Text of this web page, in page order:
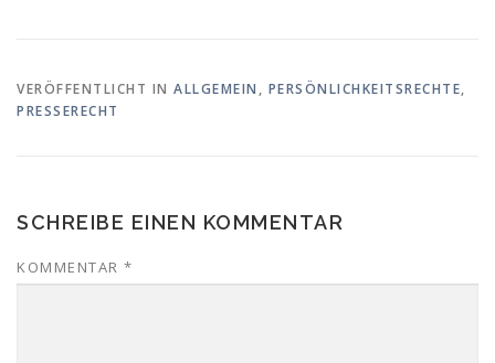
VERÖFFENTLICHT IN ALLGEMEIN , PERSÖNLICHKEITSRECHTE,
PRESSERECHT
SCHREIBE EINEN KOMMENTAR
KOMMENTAR *